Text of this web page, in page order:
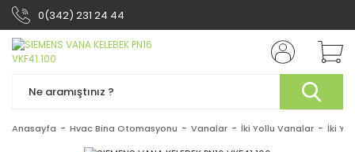
0(342) 231 24 44
Anasayfa Hvac Bina Otomasyonu Vanalar İki Yollu Vanalar İki